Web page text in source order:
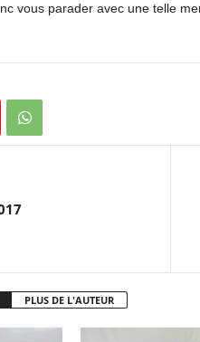
vous parader avec une telle
PLUS DE L'AUTEUR